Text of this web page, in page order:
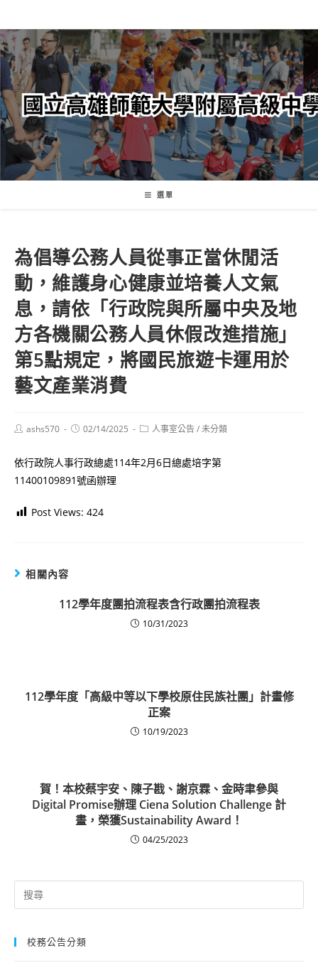
轉
至
主
內
容
選單
為倡導公務人員從事正當休閒活
動，維護身心健康並培養人文氣
息，請依「行政院與所屬中央及地
方各機關公務人員休假改進措施」
第5點規定，將國民旅遊卡運用於
藝文產業消費
Postashs570
Post02/14/2025
Post人事室公告/未分類
依行政院人事行政總處114年2月6日總處培字第
11400109891號函辦理
Post Views: 424
相關內容
112學年度團拍流程表含行政團拍流程表
10/31/2023
112學年度「高級中等以下學校原住民族社團」計畫修
正案
10/19/2023
賀！本校蔡宇安、陳子戡、謝京霖、金時聿參與
Digital Promise辦理 Ciena Solution Challenge 計
畫，榮獲Sustainability Award！
04/25/2023
Search
for:
校務公告分類